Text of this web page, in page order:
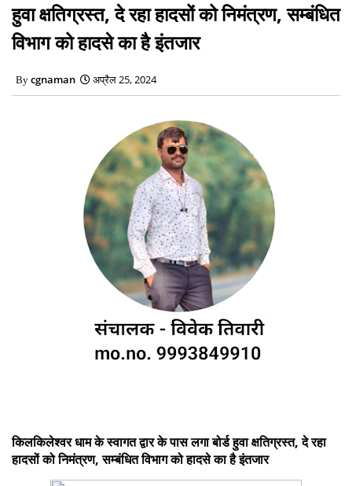
हुवा क्षतिग्रस्त, दे रहा हादसों को निमंत्रण, सम्बंधित
विभाग को हादसे का है इंतजार
cgnaman अप्रैल 25, 2024
किलकिलेश्वर धाम के स्वागत द्वार के पास लगा बोर्ड हुवा क्षतिग्रस्त, दे रहा
हादसों को निमंत्रण, सम्बंधित विभाग को हादसे का है इंतजार